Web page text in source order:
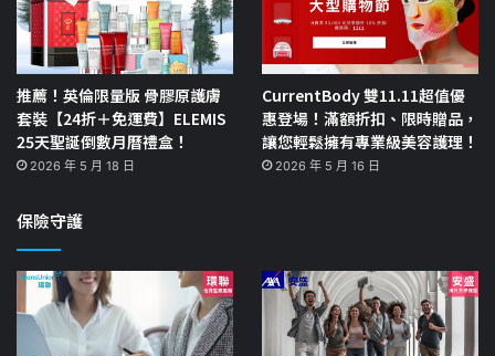
推薦！英倫限量版 骨膠原護膚
套裝【24折＋免運費】ELEMIS
25天聖誕倒數月曆禮盒！
2026 年 5 月 18 日
CurrentBody 雙11.11超值優
惠登場！滿額折扣、限時贈品，
讓您輕鬆擁有專業級美容護理！
2026 年 5 月 16 日
保險守護